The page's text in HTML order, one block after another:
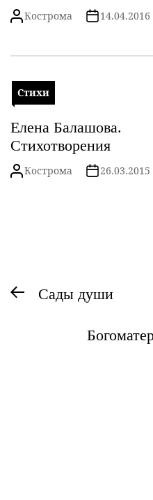
Кострома 14.04.2016
Стихи
Елена Балашова.
Стихотворения
Кострома 26.03.2015
Навигация
по
Предыдущая
Сады души